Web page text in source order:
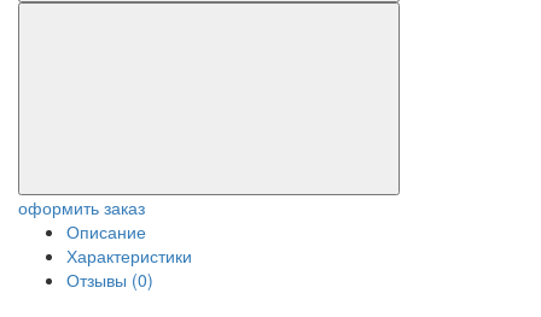
оформить заказ
Описание
Характеристики
Отзывы (0)